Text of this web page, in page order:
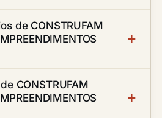
de CONSTRUFAM
CONSTRUFAM